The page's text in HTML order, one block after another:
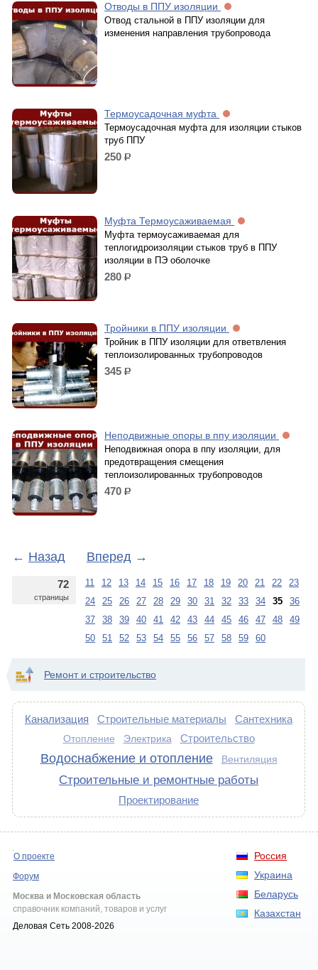
Отводы в ППУ изоляции
Отвод стальной в ППУ изоляции для
изменения направления трубопровода
Термоусадочная муфта
Термоусадочная муфта для изоляции стыков
труб ППУ
250 р.
Муфта Термоусаживаемая
Муфта термоусаживаемая для
теплогидроизоляции стыков труб в ППУ
изоляции в ПЭ оболочке
280 р.
Тройники в ППУ изоляции
Тройник в ППУ изоляции для ответвления
теплоизолированных трубопроводов
345 р.
Неподвижные опоры в ппу изоляции
Неподвижная опора в ппу изоляции, для
предотвращения смещения
теплоизолированных трубопроводов
470 р.
← Назад Вперед →
72
страницы
11 12 13 14 15 16 17 18 19 20 21 22
23
24
25 26 27 28 29 30 31 32 33 34 35
36
37
38 39 40 41 42 43 44 45 46 47 48
49
50
51 52 53 54 55 56 57 58 59 60
Ремонт и строительство
Канализация Строительные материалы Сантехника
Отопление Электрика Строительство
Водоснабжение и отопление Вентиляция
Строительные и ремонтные работы
Проектирование
Россия
Украина
Беларусь
Казахстан
О проекте
Форум
Москва и Московская область
справочник компаний, товаров и услуг
Деловая Сеть 2008-2026